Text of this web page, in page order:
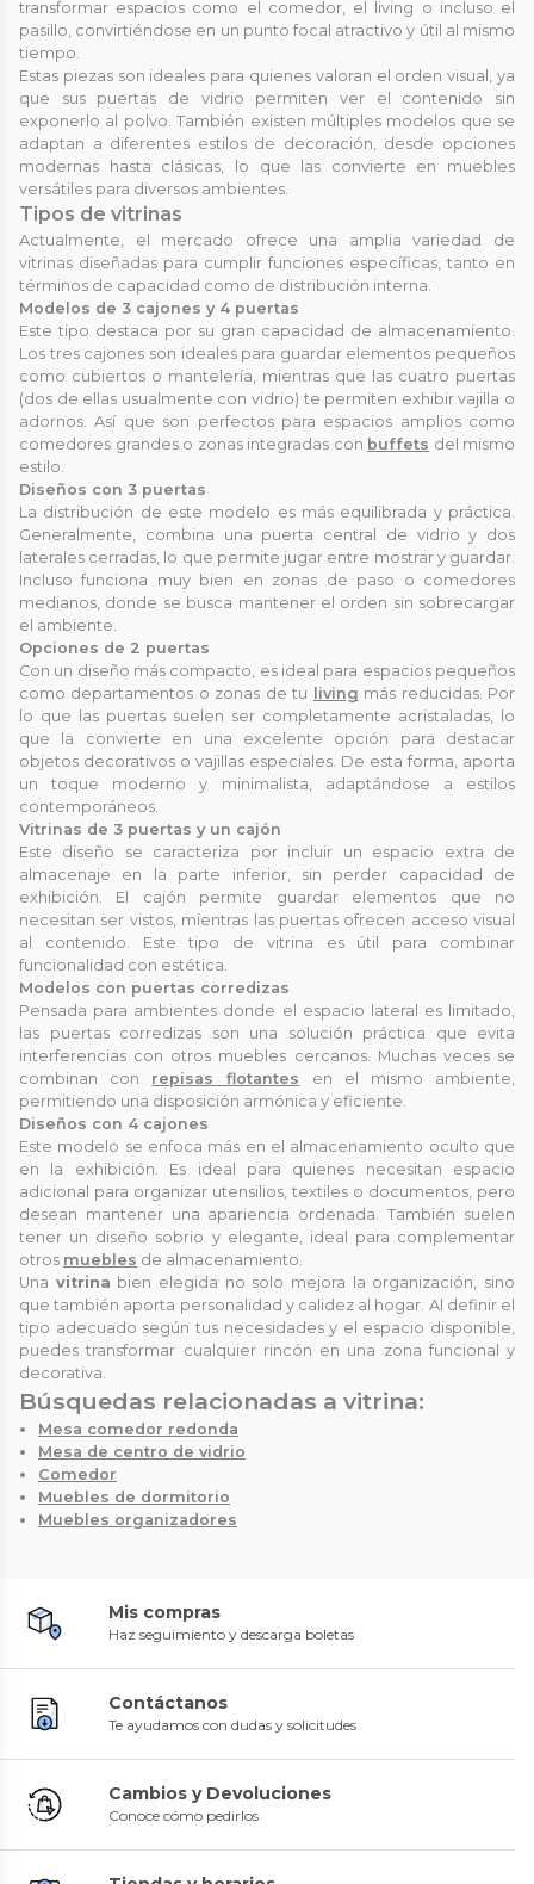
transformar espacios como el comedor, el living o incluso el
pasillo, convirtiéndose en un punto focal atractivo y útil al mismo
tiempo.
Estas piezas son ideales para quienes valoran el orden visual, ya
que sus puertas de vidrio permiten ver el contenido sin
exponerlo al polvo. También existen múltiples modelos que se
adaptan a diferentes estilos de decoración, desde opciones
modernas hasta clásicas, lo que las convierte en muebles
versátiles para diversos ambientes.
Tipos de vitrinas
Actualmente, el mercado ofrece una amplia variedad de
vitrinas diseñadas para cumplir funciones específicas, tanto en
términos de capacidad como de distribución interna.
Modelos de 3 cajones y 4 puertas
Este tipo destaca por su gran capacidad de almacenamiento.
Los tres cajones son ideales para guardar elementos pequeños
como cubiertos o mantelería, mientras que las cuatro puertas
(dos de ellas usualmente con vidrio) te permiten exhibir vajilla o
adornos. Así que son perfectos para espacios amplios como
comedores grandes o zonas integradas con buffets del mismo
estilo.
Diseños con 3 puertas
La distribución de este modelo es más equilibrada y práctica.
Generalmente, combina una puerta central de vidrio y dos
laterales cerradas, lo que permite jugar entre mostrar y guardar.
Incluso funciona muy bien en zonas de paso o comedores
medianos, donde se busca mantener el orden sin sobrecargar
el ambiente.
Opciones de 2 puertas
Con un diseño más compacto, es ideal para espacios pequeños
como departamentos o zonas de tu
living más reducidas. Por
lo que las puertas suelen ser completamente acristaladas, lo
que la convierte en una excelente opción para destacar
objetos decorativos o vajillas especiales. De esta forma, aporta
un toque moderno y minimalista, adaptándose a estilos
contemporáneos.
Vitrinas de 3 puertas y un cajón
Este diseño se caracteriza por incluir un espacio extra de
almacenaje en la parte inferior, sin perder capacidad de
exhibición. El cajón permite guardar elementos que no
necesitan ser vistos, mientras las puertas ofrecen acceso visual
al contenido. Este tipo de vitrina es útil para combinar
funcionalidad con estética.
Modelos con puertas corredizas
Pensada para ambientes donde el espacio lateral es limitado,
las puertas corredizas son una solución práctica que evita
interferencias con otros muebles cercanos. Muchas veces se
combinan con repisas flotantes en el mismo ambiente,
permitiendo una disposición armónica y eficiente.
Diseños con 4 cajones
Este modelo se enfoca más en el almacenamiento oculto que
en la exhibición. Es ideal para quienes necesitan espacio
adicional para organizar utensilios, textiles o documentos, pero
desean mantener una apariencia ordenada. También suelen
tener un diseño sobrio y elegante, ideal para complementar
otros muebles de almacenamiento.
Una vitrina bien elegida no solo mejora la organización, sino
que también aporta personalidad y calidez al hogar. Al definir el
tipo adecuado según tus necesidades y el espacio disponible,
puedes transformar cualquier rincón en una zona funcional y
decorativa.
Búsquedas relacionadas a vitrina:
Mesa comedor redonda
Mesa de centro de vidrio
Comedor
Muebles de dormitorio
Muebles organizadores
Mis compras
Haz seguimiento y descarga boletas
Contáctanos
Te ayudamos con dudas y solicitudes
Cambios y Devoluciones
Conoce cómo pedirlos